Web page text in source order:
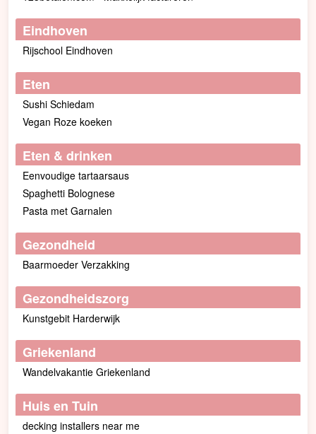
Eindhoven
Rijschool Eindhoven
Eten
Sushi Schiedam
Vegan Roze koeken
Eten & drinken
Eenvoudige tartaarsaus
Spaghetti Bolognese
Pasta met Garnalen
Gezondheid
Baarmoeder Verzakking
Gezondheidszorg
Kunstgebit Harderwijk
Griekenland
Wandelvakantie Griekenland
Huis en Tuin
decking installers near me